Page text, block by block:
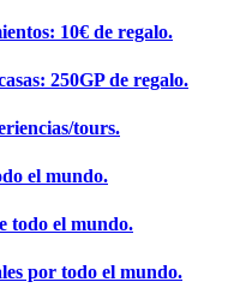
10€ de regalo.
250GP de regalo.
tours.
el mundo.
todo el mundo.
por todo el mundo.